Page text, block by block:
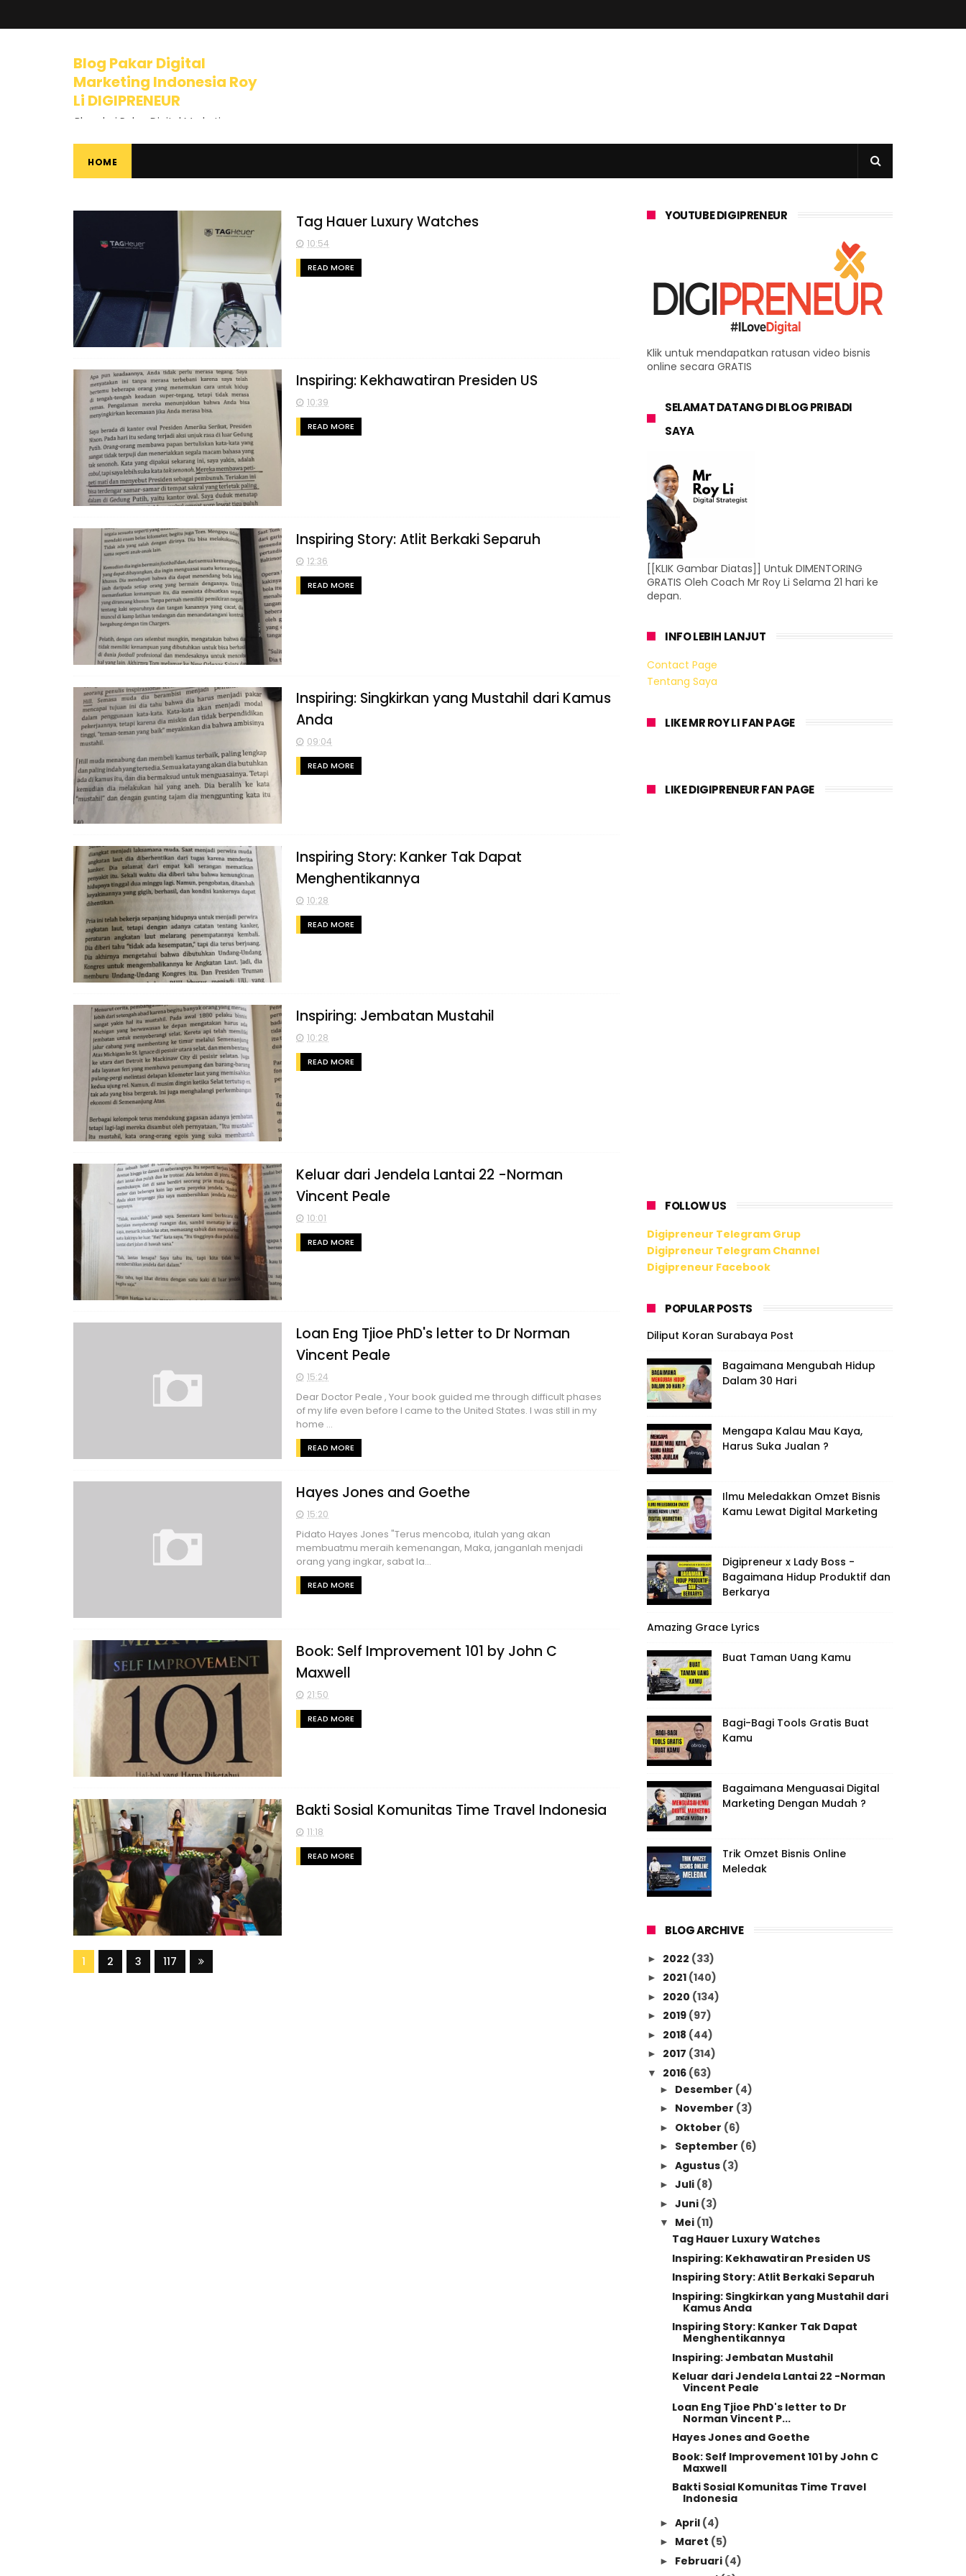
Blog Pakar Digital
Marketing Indonesia Roy
Li DIGIPRENEUR
Blog dari Pakar Digital Marketing
banyak tips dan pelajaran tentang
Bisnis Online, Dunia Internet, Bisnis
Mindset Berbisnis, dan banyak
materi luar biasa lainnya.
HOME
Tag Hauer Luxury Watches
10:54
READ MORE
Inspiring: Kekhawatiran Presiden US
10:39
READ MORE
Inspiring Story: Atlit Berkaki Separuh
12:36
READ MORE
Inspiring: Singkirkan yang Mustahil dari Kamus
Anda
09:04
READ MORE
Inspiring Story: Kanker Tak Dapat
Menghentikannya
10:28
READ MORE
Inspiring: Jembatan Mustahil
10:28
READ MORE
Keluar dari Jendela Lantai 22 -Norman
Vincent Peale
10:01
READ MORE
Loan Eng Tjioe PhD's letter to Dr Norman
Vincent Peale
15:24
Dear Doctor Peale , Your book guided me through difficult phases
of my life even before I came to the United States. I was still in my
home ...
READ MORE
Hayes Jones and Goethe
15:20
Pidato Hayes Jones "Terus mencoba, itulah yang akan
membuatmu meraih kemenangan, Maka, janganlah menjadi
orang yang ingkar, sabat la...
READ MORE
Book: Self Improvement 101 by John C
Maxwell
21:50
READ MORE
Bakti Sosial Komunitas Time Travel Indonesia
11:18
READ MORE
1 2 3 117
YOUTUBE DIGIPRENEUR
Klik untuk mendapatkan ratusan video bisnis
online secara GRATIS
SELAMAT DATANG DI BLOG PRIBADI
SAYA
[[KLIK Gambar Diatas]] Untuk DIMENTORING
GRATIS Oleh Coach Mr Roy Li Selama 21 hari ke
depan.
INFO LEBIH LANJUT
Contact Page
Tentang Saya
LIKE MR ROY LI FAN PAGE
LIKE DIGIPRENEUR FAN PAGE
FOLLOW US
Digipreneur Telegram Grup
Digipreneur Telegram Channel
Digipreneur Facebook
POPULAR POSTS
Diliput Koran Surabaya Post
Bagaimana Mengubah Hidup
Dalam 30 Hari
Mengapa Kalau Mau Kaya,
Harus Suka Jualan ?
Ilmu Meledakkan Omzet Bisnis
Kamu Lewat Digital Marketing
Digipreneur x Lady Boss -
Bagaimana Hidup Produktif dan
Berkarya
Amazing Grace Lyrics
Buat Taman Uang Kamu
Bagi-Bagi Tools Gratis Buat
Kamu
Bagaimana Menguasai Digital
Marketing Dengan Mudah ?
Trik Omzet Bisnis Online
Meledak
BLOG ARCHIVE
► 2022 (33)
► 2021 (140)
► 2020 (134)
► 2019 (97)
► 2018 (44)
► 2017 (314)
▼ 2016 (63)
► Desember (4)
► November (3)
► Oktober (6)
► September (6)
► Agustus (3)
► Juli (8)
► Juni (3)
▼ Mei (11)
Tag Hauer Luxury Watches
Inspiring: Kekhawatiran Presiden US
Inspiring Story: Atlit Berkaki Separuh
Inspiring: Singkirkan yang Mustahil dari
Kamus Anda
Inspiring Story: Kanker Tak Dapat
Menghentikannya
Inspiring: Jembatan Mustahil
Keluar dari Jendela Lantai 22 -Norman
Vincent Peale
Loan Eng Tjioe PhD's letter to Dr
Norman Vincent P...
Hayes Jones and Goethe
Book: Self Improvement 101 by John C
Maxwell
Bakti Sosial Komunitas Time Travel
Indonesia
► April (4)
► Maret (5)
► Februari (4)